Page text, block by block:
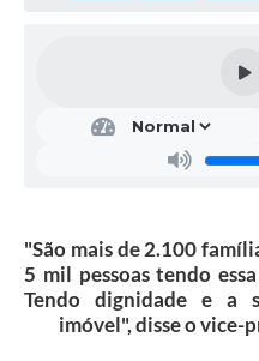
"São mais de 2.100
5 mil pessoas tendo
Tendo dignidade e a
imóvel", disse o